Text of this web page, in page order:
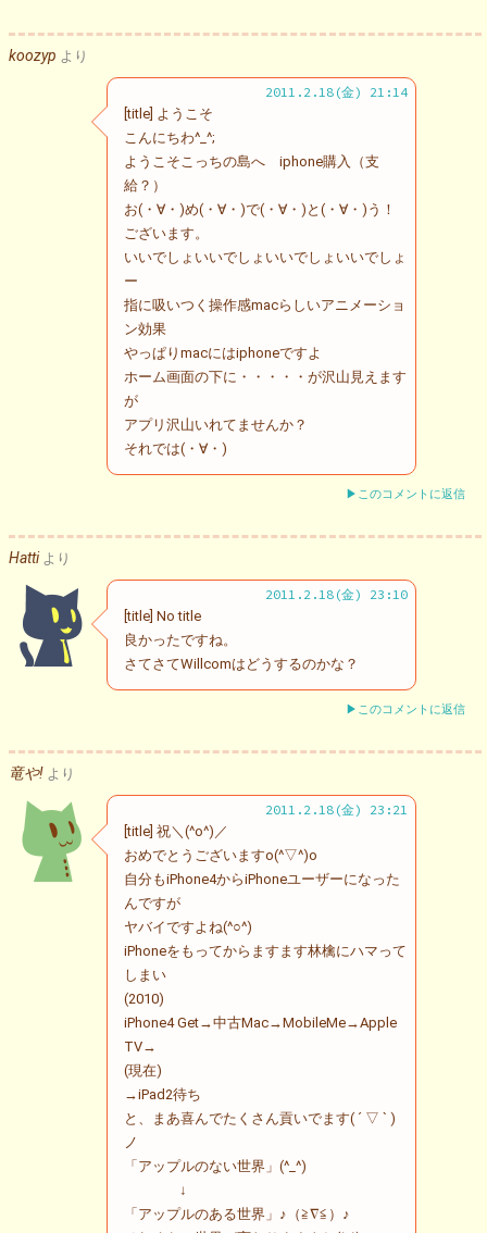
koozyp より
2011.2.18(金) 21:14
[title] ようこそ
こんにちわ^_^;
ようこそこっちの島へ iphone購入（支
給？）
お(・∀・)め(・∀・)で(・∀・)と(・∀・)う！
ございます。
いいでしょいいでしょいいでしょいいでしょ
ー
指に吸いつく操作感macらしいアニメーショ
ン効果
やっぱりmacにはiphoneですよ
ホーム画面の下に・・・・・が沢山見えます
が
アプリ沢山いれてませんか？
それでは(・∀・)
▶このコメントに返信
Hatti より
2011.2.18(金) 23:10
[title] No title
良かったですね。
さてさてWillcomはどうするのかな？
▶このコメントに返信
竜や! より
2011.2.18(金) 23:21
[title] 祝＼(^o^)／
おめでとうございますo(^▽^)o
自分もiPhone4からiPhoneユーザーになった
んですが
ヤバイですよね(^○^)
iPhoneをもってからますます林檎にハマって
しまい
(2010)
iPhone4 Get→中古Mac→MobileMe→Apple
TV→
(現在)
→iPad2待ち
と、まあ喜んでたくさん貢いでます( ´ ▽ ` )
ノ
「アップルのない世界」(^_^)
↓
「アップルのある世界」♪（≧∇≦）♪